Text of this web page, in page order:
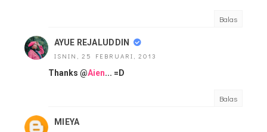
Balas
AYUE REJALUDDIN
ISNIN, 25 FEBRUARI, 2013
Thanks @Aien... =D
Balas
MIEYA